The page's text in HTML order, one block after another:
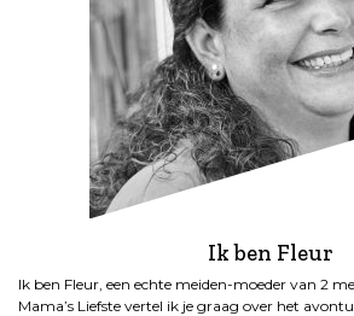
Ik ben Fleur
Ik ben Fleur, een echte meiden-moeder van 2
Mama’s Liefste vertel ik je graag over het